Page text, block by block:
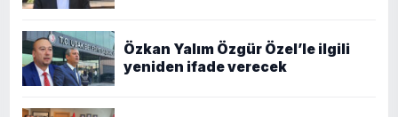
Özkan Yalım Özgür Özel’le ilgili
yeniden ifade verecek